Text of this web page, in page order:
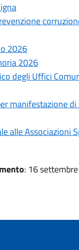
2026
2026
degli Uffici
manifestazione
alle Associazioni
: 16